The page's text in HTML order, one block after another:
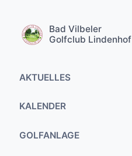
Bad Vilbeler
Golfclub Lindenhof
AKTUELLES
Golfanlage aktuell
KALENDER
Alle Termine
GOLFANLAGE